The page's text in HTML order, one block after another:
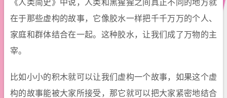
在于那些虚构的故事，它像胶水一样把千千万万的个人、
家庭和群体结合在一起。这种胶水，让我们成了万物的主
宰。
比如小小的积木就可以让我们虚构一个故事，如果这个虚
构的故事能被大家所接受，那它就可以把大家紧密地结合